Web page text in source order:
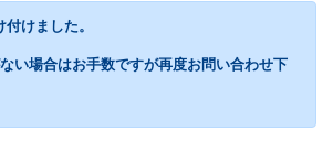
けました。
い場合はお手数ですが再度お問い合わせ下